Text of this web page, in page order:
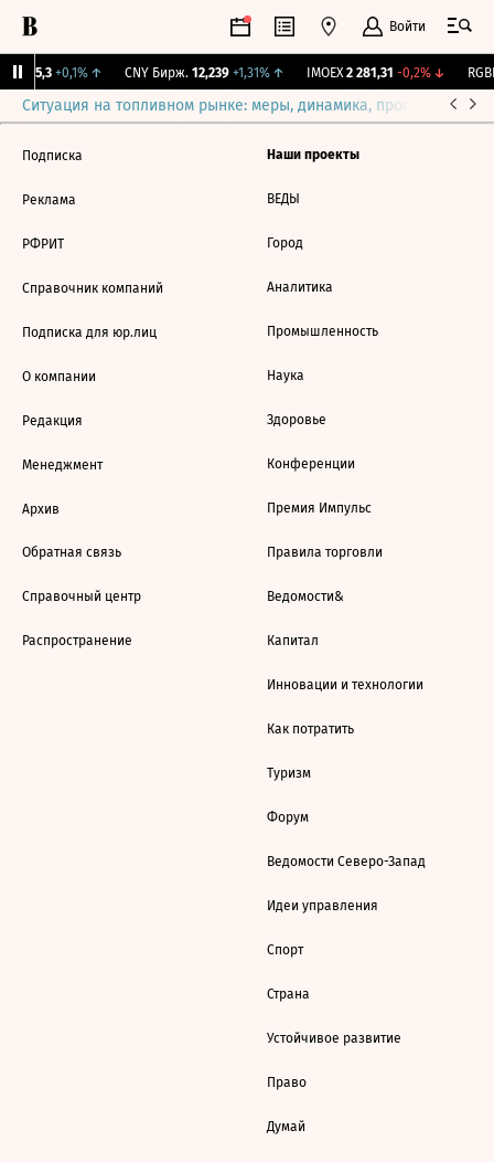
Войти
115,3 +0,1%↑ CNY Бирж. 12,239 +1,31%↑ IMOEX 2 281,31 -0,2%↓
Ситуация на топливном рынке: меры, динамика, прогнозы
Подписка
Реклама
РФРИТ
Справочник компаний
Подписка для юр.лиц
О компании
Редакция
Менеджмент
Архив
Обратная связь
Справочный центр
Распространение
Наши проекты
ВЕДЫ
Город
Аналитика
Промышленность
Наука
Здоровье
Конференции
Премия Импульс
Правила торговли
Ведомости&
Капитал
Инновации и технологии
Как потратить
Туризм
Форум
Ведомости Северо-Запад
Идеи управления
Спорт
Страна
Устойчивое развитие
Право
Думай